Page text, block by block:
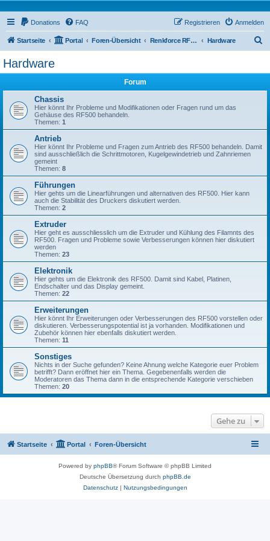
Donations FAQ Anmelden
Registrieren
Startseite Portal Foren-Übersicht Renkforce RF500 Forum Hardware
Hardware
Forum
Chassis
Hier könnt Ihr Probleme und Modifikationen oder Fragen rund um das
Gehäuse des RF500 behandeln.
Themen: 1
Antrieb
Hier könnt Ihr Probleme und Fragen zum Antrieb des RF500 behandeln. Damit
sind ausschließlich die Schrittmotoren, Kugelgewindetrieb und Zahnriemen
gemeint
Themen: 8
Führungen
Hier gehts um die Linearführungen und alternativen des RF500. Hier kann
auch die Stabilität des Druckers diskutiert werden.
Themen: 2
Extruder
Hier geht es ausschliesslich um die Extruder und Kühlung des Filamnts des
RF500. Fragen und Probleme sowie Verbesserungen können hier diskutiert
werden
Themen: 23
Elektronik
Hier gehts um die Elektronik des RF500. Damit sind Kabel, Platinen,
Endschalter und das Display gemeint.
Themen: 22
Erweiterungen
Hier könnt Ihr Erweiterungen oder Verbesserungen des RF500 vorstellen oder
diskutieren. Verbesserungspotential ist ja vorhanden. Modifikationen und
Zubehör können hier ebenfalls diskutiert werden.
Themen: 11
Sonstiges
Nichts in der Suche gefunden? Keine Ahnung welche Kategorie euer Problem
betrifft? Dann eröffnet hier ein Thema. Gegebenenfalls werden die
Moderatoren das Thema dann in die entsprechende Kategorie verschieben
Themen: 20
Gehe zu
Startseite Portal Foren-Übersicht
Powered by phpBB® Forum Software © phpBB Limited
Deutsche Übersetzung durch phpBB.de
Datenschutz| Nutzungsbedingungen